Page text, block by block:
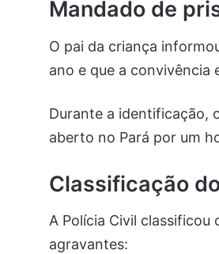
Mandado de
O pai da criança
ano e que a convivência
Durante a identificação,
aberto no Pará por um
Classificação
A Polícia Civil
agravantes: